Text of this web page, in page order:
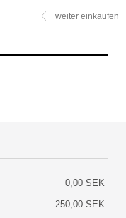
weiter einkaufen
0,00 SEK
250,00 SEK